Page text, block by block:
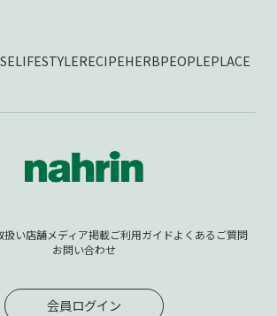
LIFESTYLERECIPEHERBPEOPLEPLACE
扱い店舗メディア掲載ご利用ガイドよくあるご質問
お問い合わせ
会員ログイン